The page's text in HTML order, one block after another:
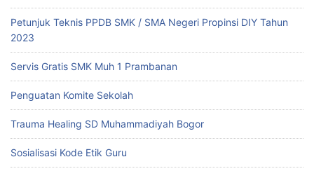
Petunjuk Teknis PPDB SMK / SMA Negeri Propinsi DIY Tahun
2023
Servis Gratis SMK Muh 1 Prambanan
Penguatan Komite Sekolah
Trauma Healing SD Muhammadiyah Bogor
Sosialisasi Kode Etik Guru